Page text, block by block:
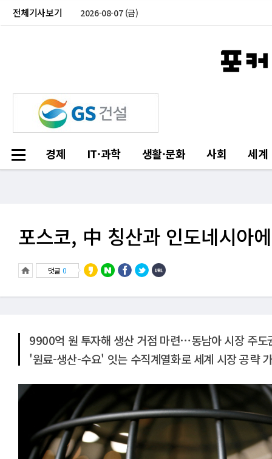
전체기사보기 2026-08-07 (금)
경제 IT·과학 생활·문화 사회 세계
포스코, 中 칭산과 인도네시아
댓글 0
9900억 원 투자해 생산 거점 마련⋯동남아 시장 주도
'원료-생산-수요' 잇는 수직계열화로 세계 시장 공략